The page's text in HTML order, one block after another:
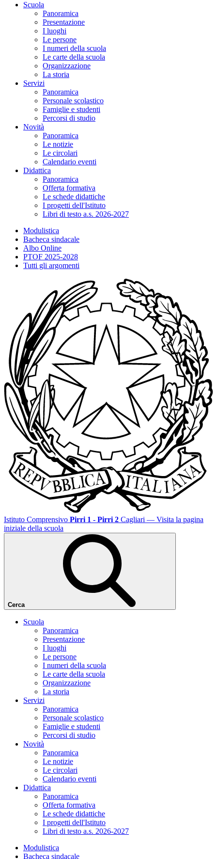
Scuola
Panoramica
Presentazione
I luoghi
Le persone
I numeri della scuola
Le carte della scuola
Organizzazione
La storia
Servizi
Panoramica
Personale scolastico
Famiglie e studenti
Percorsi di studio
Novità
Panoramica
Le notizie
Le circolari
Calendario eventi
Didattica
Panoramica
Offerta formativa
Le schede didattiche
I progetti dell'Istituto
Libri di testo a.s. 2026-2027
Modulistica
Bacheca sindacale
Albo Online
PTOF 2025-2028
Tutti gli argomenti
Istituto Comprensivo Pirri 1 - Pirri 2 Cagliari — Visita la pagina
iniziale della scuola
Cerca
Scuola
Panoramica
Presentazione
I luoghi
Le persone
I numeri della scuola
Le carte della scuola
Organizzazione
La storia
Servizi
Panoramica
Personale scolastico
Famiglie e studenti
Percorsi di studio
Novità
Panoramica
Le notizie
Le circolari
Calendario eventi
Didattica
Panoramica
Offerta formativa
Le schede didattiche
I progetti dell'Istituto
Libri di testo a.s. 2026-2027
Modulistica
Bacheca sindacale